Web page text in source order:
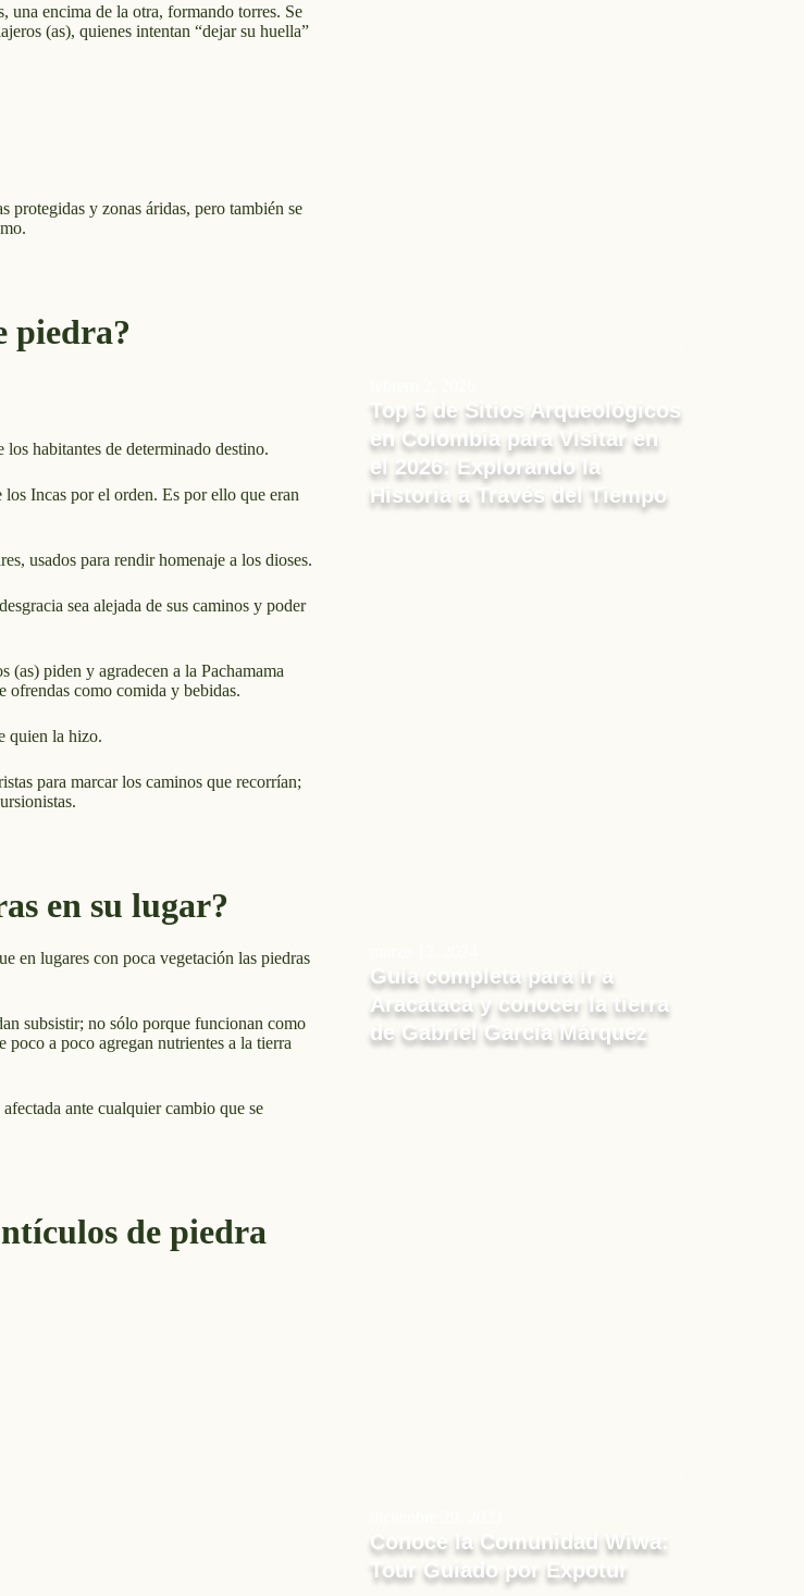
una encima de la otra, formando torres. Se
(as), quienes intentan “dejar su huella”
protegidas y zonas áridas, pero también se
piedra?
habitantes de determinado destino.
Incas por el orden. Es por ello que eran
usados para rendir homenaje a los dioses.
sea alejada de sus caminos y poder
(as) piden y agradecen a la Pachamama
ofrendas como comida y bebidas.
quien la hizo.
para marcar los caminos que recorrían;
en su lugar?
en lugares con poca vegetación las piedras
subsistir; no sólo porque funcionan como
poco a poco agregan nutrientes a la tierra
ante cualquier cambio que se
de piedra
Top 5 de Sitios Arqueológicos
en Colombia para Visitar en
el 2026: Explorando la
Historia a Través del Tiempo
Guía completa para ir a
Aracataca y conocer la tierra
de Gabriel García Márquez
Conoce la Comunidad Wiwa:
Tour Guiado por Expotur